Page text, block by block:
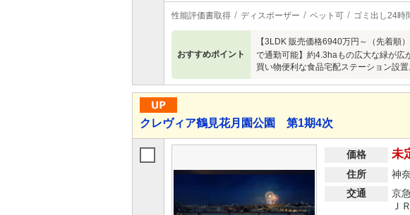
性能評価書取得 ディスポーザー ペット可 ゴミ出し24時
おすすめポイント
【3LDK 販売価格6940万円～（先着順
で通勤可能】約4.3haもの広大な緑が
買い物便利な食品宅配ステーション設置
クレヴィア鶴見花月園公園 第1期4次
価格 未
住所
神
交通
京
Ｊ